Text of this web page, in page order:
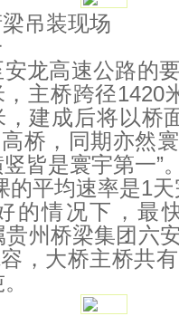
吊装现场
龙高速公路的
主桥跨径1420
建成后将以桥
桥，同期亦然
皆是寰宇第一”
的平均速率是1
的情况下，最
贵州桥梁集团六
，大桥主桥共